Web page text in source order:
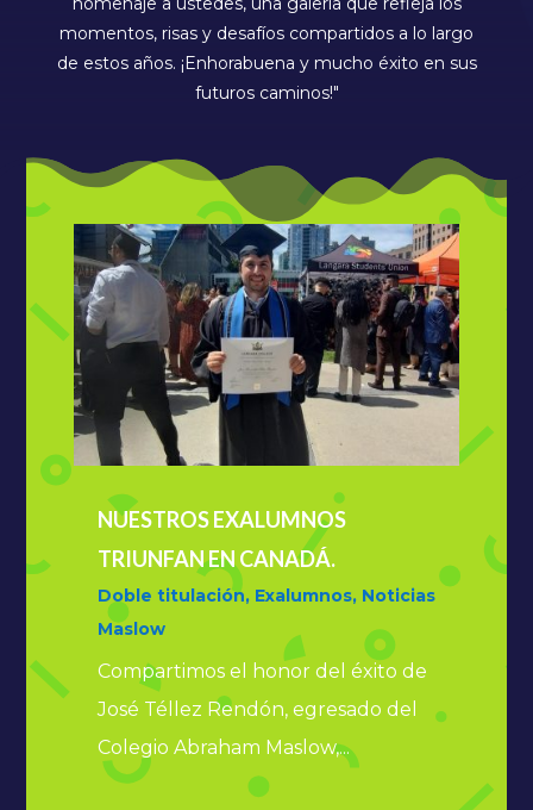
momentos, risas y desafíos compartidos a lo largo
de estos años. ¡Enhorabuena y mucho éxito en sus
futuros caminos!"
NUESTROS EXALUMNOS
TRIUNFAN EN CANADÁ.
Doble titulación, Exalumnos, Noticias
Maslow
Compartimos el honor del éxito de
José Téllez Rendón, egresado del
Colegio Abraham Maslow,...